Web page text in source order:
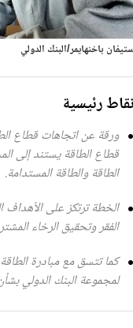
باخنهايمر/البنك الدولي
رئيسية
ورقة عن اتجاهات قطاع
قطاع الطاقة يستند إلى
الطاقة والطاقة المستدامة.
الخطة ترتكز على الأهداف
الفقر وتحقيق الرخاء
كما تتسق مع مبادرة
لمجموعة البنك الدولي